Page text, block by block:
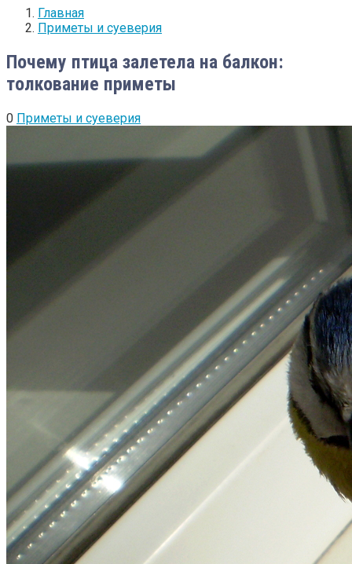
Главная
Приметы и суеверия
Почему птица залетела на балкон:
толкование приметы
0 Приметы и суеверия